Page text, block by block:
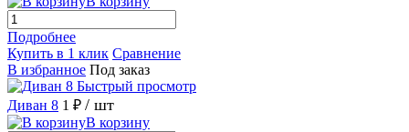
Подробнее
Купить в 1 клик Сравнение
В избранное Под заказ
Быстрый просмотр
Диван 8 1 ₽ / шт
В корзину